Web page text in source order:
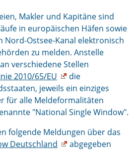
Makler und Kapitäne sind
in europäischen Häfen sowie
Nord-Ostsee-Kanal elektronisch
zu melden. Anstelle
verschiedene Stellen
2010/65/EU
die
jeweils ein einziges
für alle Meldeformalitäten
"National Single Window".
folgende Meldungen über das
Deutschland
abgegeben